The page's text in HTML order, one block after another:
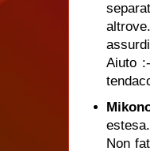
Aiuto
estesa.
Non